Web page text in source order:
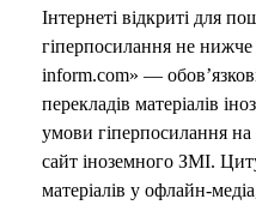
Інтернеті відкриті для
гіперпосилання не
inform.com» —
перекладів матеріалів
умови гіперпосилання
сайт іноземного ЗМІ.
матеріалів у офлайн-